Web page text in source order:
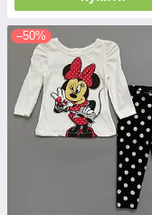
–50%